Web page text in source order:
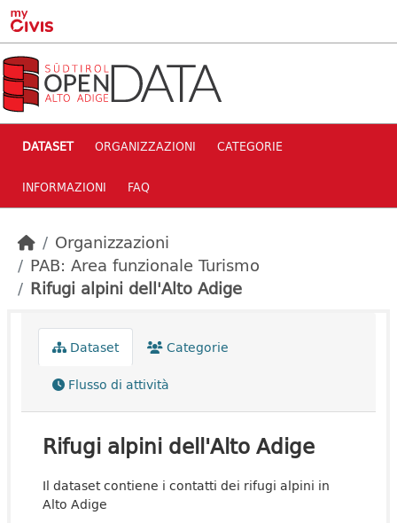
Skip to main content
DATASET ORGANIZZAZIONI CATEGORIE
INFORMAZIONI FAQ
Organizzazioni
PAB: Area funzionale Turismo
Rifugi alpini dell'Alto Adige
Dataset
Categorie
Flusso di attività
Rifugi alpini dell'Alto Adige
Il dataset contiene i contatti dei rifugi alpini in
Alto Adige